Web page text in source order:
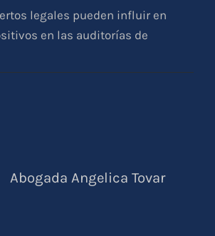
legales pueden influir en
en las auditorías de
Abogada Angelica Tovar